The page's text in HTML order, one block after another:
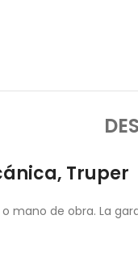
Truper
de obra. La